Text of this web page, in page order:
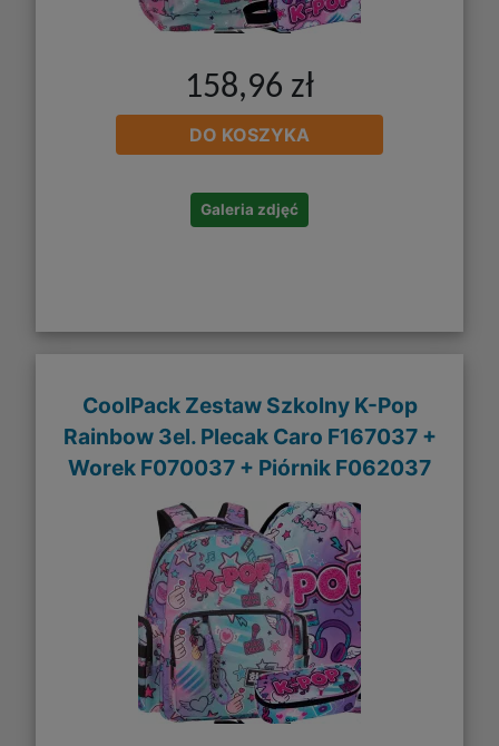
158,96 zł
DO KOSZYKA
Galeria zdjęć
CoolPack Zestaw Szkolny K-Pop
Rainbow 3el. Plecak Caro F167037 +
Worek F070037 + Piórnik F062037